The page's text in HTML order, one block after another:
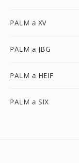
PALM a XV
PALM a JBG
PALM a HEIF
PALM a SIX